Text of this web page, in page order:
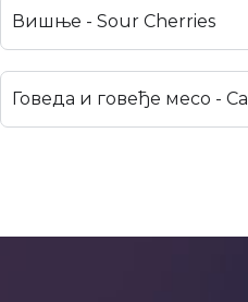
Вишње - Sour Cherries
Говеда и говеђе месо -